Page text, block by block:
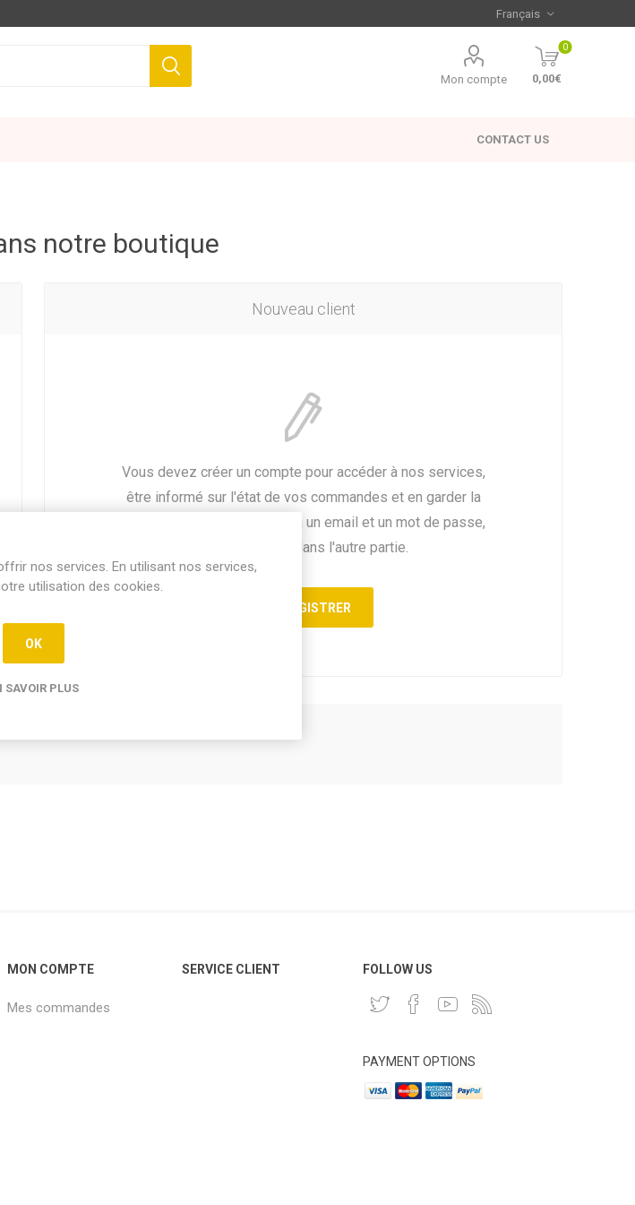
Mon compte
0
0,00€
CONTACT US
notre boutique
Nouveau client
Vous devez créer un compte pour accéder à nos services,
être informé sur l'état de vos commandes et en garder la
trace. Si vous possédez déjà un email et un mot de passe,
identifiez vous dans l'autre partie.
MON COMPTE
Mes commandes
SERVICE CLIENT FOLLOW US
PAYMENT OPTIONS
nos services. En utilisant nos services,
utilisation des cookies.
OK
SAVOIR PLUS